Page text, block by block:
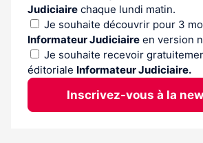
Judiciaire chaque lundi matin.
Je souhaite découvrir pour 3
Informateur Judiciaire en version
Je souhaite recevoir
éditoriale Informateur Judiciaire.
Inscrivez-vous à la